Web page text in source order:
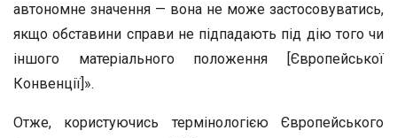
автономне значення — вона не може застосовуватись,
якщо обставини справи не підпадають під дію того чи
іншого матеріального положення [Європейської
Конвенції]».
Отже, користуючись термінологією Європейського